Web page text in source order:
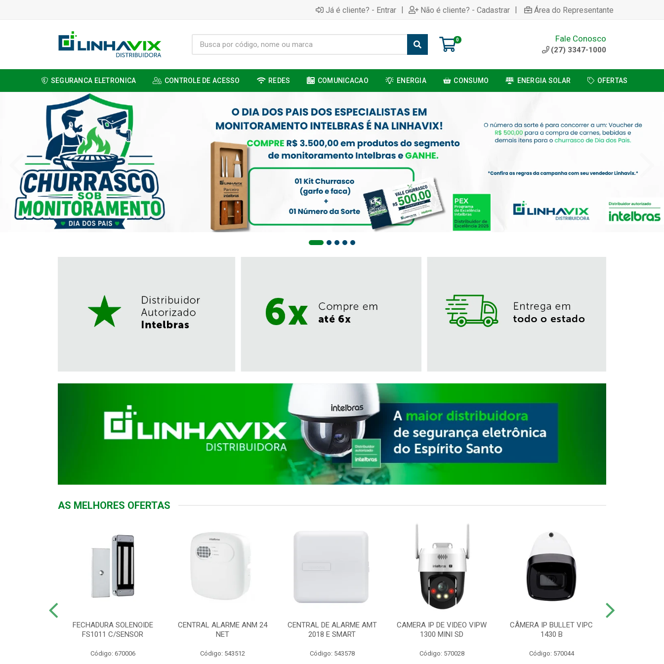
Já é cliente? - Entrar | Não é cliente? - Cadastrar | Área do Representante
0 Fale Conosco
(27) 3347-1000
SEGURANCA ELETRONICA CONTROLE DE ACESSO REDES COMUNICACAO ENERGIA CONSUMO ENERGIA SOLAR OFERTAS
AS MELHORES OFERTAS
FECHADURA SOLENOIDE
FS1011 C/SENSOR
Código: 670006
CENTRAL ALARME ANM 24
NET
Código: 543512
CENTRAL DE ALARME AMT
2018 E SMART
Código: 543578
CAMERA IP DE VIDEO VIPW
1300 MINI SD
Código: 570028
CÂMERA IP BULLET VIPC
1430 B
Código: 570044